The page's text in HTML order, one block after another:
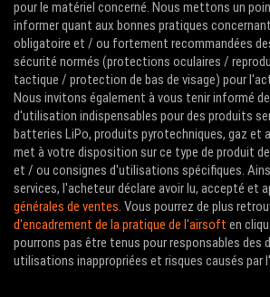
pour le matériel concerné. Nous mettons un
informer quant aux bonnes pratiques
obligatoire et / ou fortement recommandées
sécurité normés (protections oculaires /
tactique / protection de bas de visage) pour
Nous invitons également à vous tenir informé
d'utilisation indispensables pour des produits
batteries LiPo, produits pyrotechniques, gaz et
met à votre disposition sur ce type de produit
et / ou consignes d'utilisations spécifiques.
services, l'acheteur déclare avoir lu, accepté et
générales de ventes . Vous pourrez de plus
d'encadrement de la pratique de l'airsoft en
pourrons pas être tenus pour responsables des
utilisations inappropriées et risques causés par